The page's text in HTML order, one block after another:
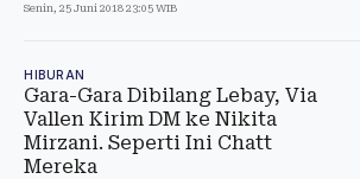
Senin, 25 Juni 2018 23:05 WIB
HIBURAN
Gara-Gara Dibilang Lebay, Via
Vallen Kirim DM ke Nikita
Mirzani. Seperti Ini Chatt
Mereka